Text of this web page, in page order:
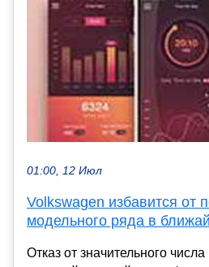
01:00, 12 Июл
Volkswagen избавится от
модельного ряда в
Отказ от значительного